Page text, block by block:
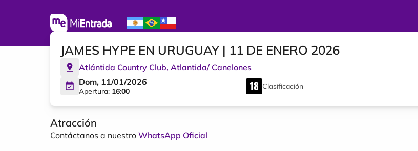
JAMES HYPE EN URUGUAY | 11 DE ENERO 2026
Atlántida Country Club, Atlantida/ Canelones
Dom, 11/01/2026
Apertura: 16:00
Clasificación
Atracción
Contáctanos a nuestro WhatsApp Oficial